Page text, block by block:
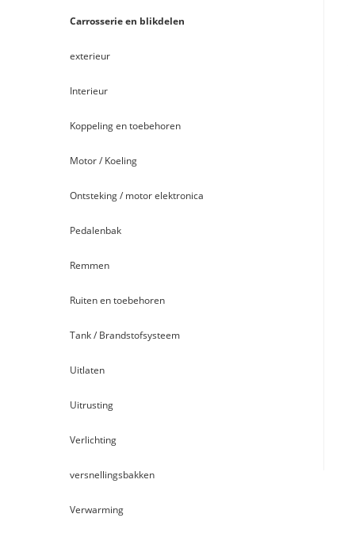
Carrosserie en blikdelen
exterieur
Interieur
Koppeling en toebehoren
Motor / Koeling
Ontsteking / motor elektronica
Pedalenbak
Remmen
Ruiten en toebehoren
Tank / Brandstofsysteem
Uitlaten
Uitrusting
Verlichting
versnellingsbakken
Verwarming